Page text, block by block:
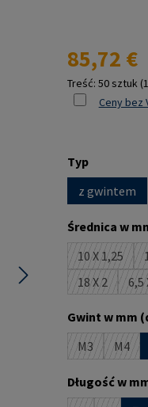
Cena regularna:
85,72 €
Treść: 50 sztuk
Ceny bez
Wybierz
Typ
z gwintem
Wybierz
Średnica w
10 X 1,25
(Ta
18 X 2
(Ta opcja
6,5
Wybierz
Gwint w mm
M3
(Ta opcja
M4
(Ta
Wybierz
Długość w